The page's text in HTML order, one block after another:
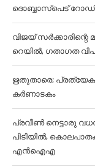
ദൊബ്ബാസ്പെട്
വിജയ് സര്‍ക്കാരിന്റെ
റെയില്‍, ഗതാഗത
ഋതുതാരെ; പ്രത്യേക
കര്‍ണാടകം
പ്രവീൺ നെട്ടാരു
പിടിയിൽ,
എൻഐഎ